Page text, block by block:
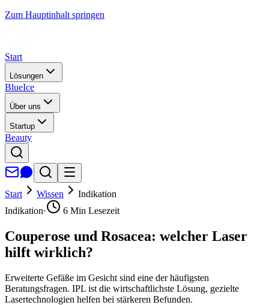
Zum Hauptinhalt springen
Start
Lösungen
BlueIce
Über uns
Startup
Beauty
Start Wissen
Indikation
Indikation· 6 Min Lesezeit
Couperose und Rosacea: welcher Laser
hilft wirklich?
Erweiterte Gefäße im Gesicht sind eine der häufigsten
Beratungsfragen. IPL ist die wirtschaftlichste Lösung, gezielte
Lasertechnologien helfen bei stärkeren Befunden.